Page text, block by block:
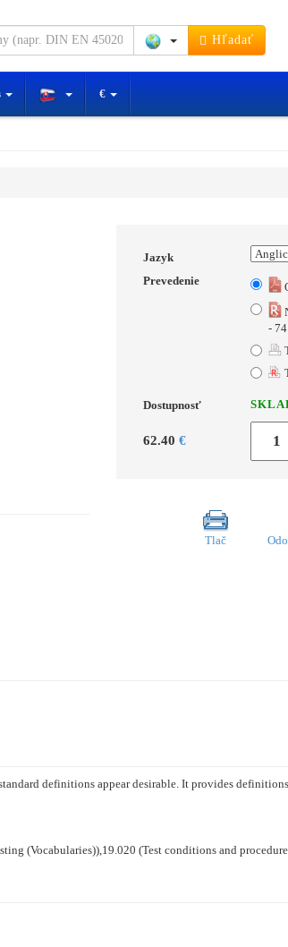
Hľadať
€
Jazyk
Prevedenie
-
Dostupnosť
62.40 €
Tlač
definitions appear desirable. It provides
(Vocabularies)),19.020 (Test conditions and